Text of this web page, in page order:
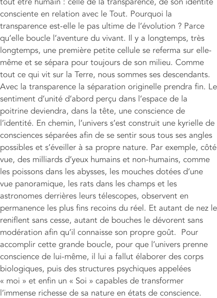
consciente en relation avec le Tout. Pourquoi la
transparence est-elle le pas ultime de l’évolution ? Parce
qu’elle boucle l’aventure du vivant. Il y a longtemps, très
longtemps, une première petite cellule se referma sur elle-
même et se sépara pour toujours de son milieu. Comme
tout ce qui vit sur la Terre, nous sommes ses descendants.
Avec la transparence la séparation originelle prendra fin. Le
sentiment d’unité d’abord perçu dans l’espace de la
poitrine deviendra, dans la tête, une conscience de
l’identité. En chemin, l’univers s’est construit une kyrielle de
consciences séparées afin de se sentir sous tous ses angles
possibles et s’éveiller à sa propre nature. Par exemple, côté
vue, des milliards d’yeux humains et non-humains, comme
les poissons dans les abysses, les mouches dotées d’une
vue panoramique, les rats dans les champs et les
astronomes derrières leurs télescopes, observent en
permanence les plus fins recoins du réel. Et autant de nez le
reniflent sans cesse, autant de bouches le dévorent sans
modération afin qu’il connaisse son propre goût. Pour
accomplir cette grande boucle, pour que l’univers prenne
conscience de lui-même, il lui a fallut élaborer des corps
biologiques, puis des structures psychiques appelées
« moi » et enfin un « Soi » capables de transformer
l’immense richesse de sa nature en états de conscience.